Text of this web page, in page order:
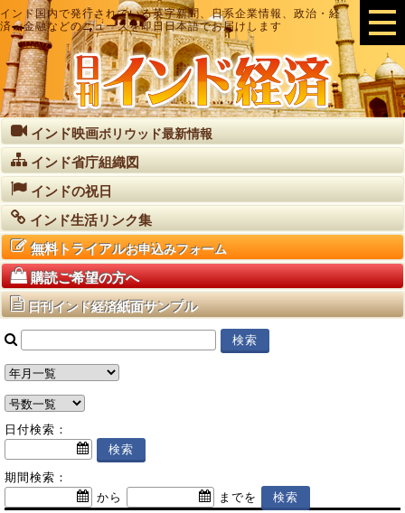
インド国内で発行されている英字新聞、日系企業情報、政治・経
済・金融などのニュースを即日日本語でお届けします
インド映画ボリウッド最新情報
インド省庁組織図
インドの祝日
インド生活リンク集
無料トライアルお申込みフォーム
購読ご希望の方へ
日刊インド経済紙面サンプル
日付検索：
期間検索：
から
までを